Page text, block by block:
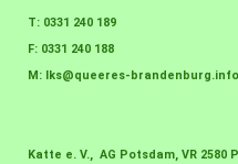
T: 0331 240 189
F: 0331 240 188
M:
lks@queeres-brandenburg.info
Katte e. V., AG Potsdam, VR